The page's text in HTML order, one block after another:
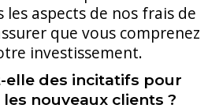
aspects de nos frais de
que vous comprenez
investissement.
des incitatifs pour
nouveaux clients ?